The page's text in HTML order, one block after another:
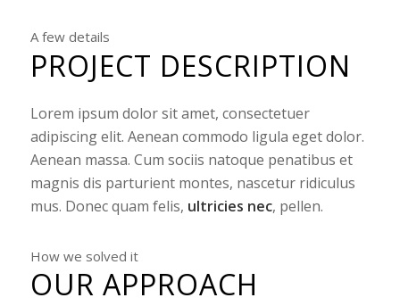
A few details
PROJECT DESCRIPTION
Lorem ipsum dolor sit amet, consectetuer
adipiscing elit. Aenean commodo ligula eget dolor.
Aenean massa. Cum sociis natoque penatibus et
magnis dis parturient montes, nascetur ridiculus
mus. Donec quam felis, ultricies nec, pellen.
How we solved it
OUR APPROACH